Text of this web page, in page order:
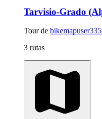
Tarvisio-Grado
Tour de
3 rutas